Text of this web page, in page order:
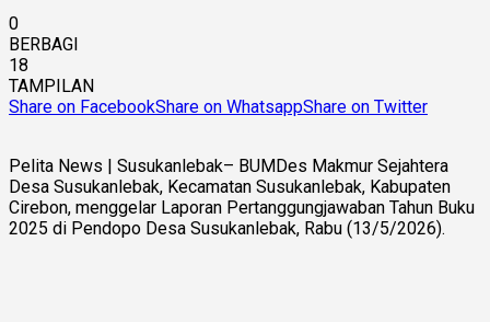
0
BERBAGI
18
TAMPILAN
Share on FacebookShare on WhatsappShare on Twitter
Pelita News | Susukanlebak– BUMDes Makmur Sejahtera
Desa Susukanlebak, Kecamatan Susukanlebak, Kabupaten
Cirebon, menggelar Laporan Pertanggungjawaban Tahun Buku
2025 di Pendopo Desa Susukanlebak, Rabu (13/5/2026).